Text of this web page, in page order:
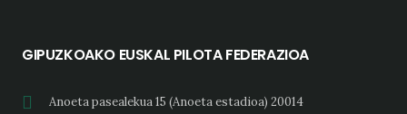
GIPUZKOAKO EUSKAL PILOTA FEDERAZIOA
Anoeta pasealekua 15 (Anoeta estadioa) 20014